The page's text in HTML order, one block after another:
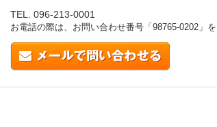
TEL. 096-213-0001
お電話の際は、お問い合わせ番号「 98765-0202 」